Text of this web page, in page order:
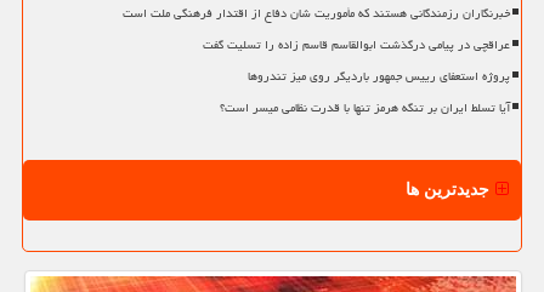
خبرنگاران رزمندگانی هستند که مأموریت شان دفاع از اقتدار فرهنگی ملت است
عراقچی در پیامی درگذشت ابوالقاسم قاسم زاده را تسلیت گفت
پروژه استعفای رییس جمهور باردیگر روی میز تندروها
آیا تسلط ایران بر تنگه هرمز تنها با قدرت نظامی میسر است؟
جدیدترین ها